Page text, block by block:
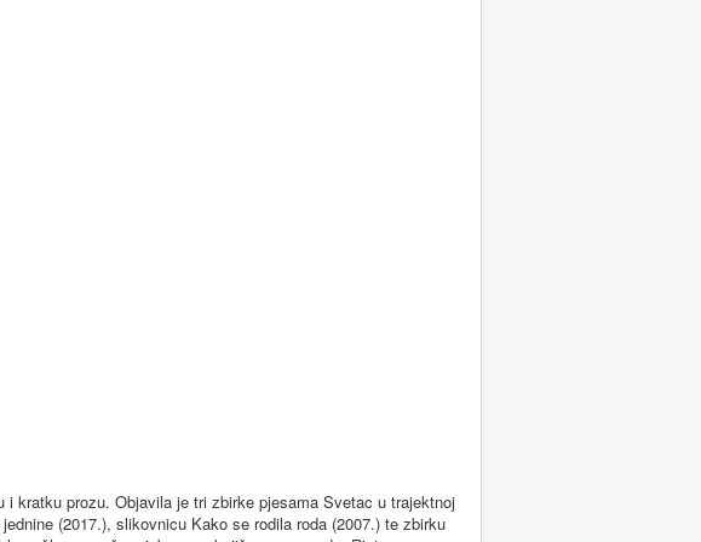
i kratku prozu. Objavila je tri zbirke pjesama Svetac u trajektnoj
(2017.), slikovnicu Kako se rodila roda (2007.) te zbirku